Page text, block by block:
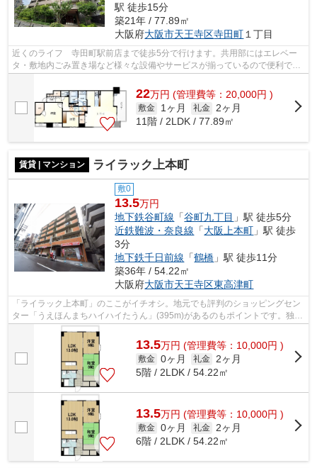
駅 徒歩15分
築21年 / 77.89㎡
大阪府大阪市天王寺区寺田町 １丁目
近くのライフ 寺田町駅前店まで徒歩5分で行けます。共用部にはエレベー
タ・敷地内ごみ置き場など様々な設備やサービスが揃っているので便利で
す。クレジットカードで初期費用をお支払...
22万円 (管理費等：20,000円 )
敷金 1ヶ月 礼金 2ヶ月
11階 / 2LDK / 77.89㎡
賃貸 | マンション ライラック上本町
敷0
13.5万円
地下鉄谷町線 「谷町九丁目 」駅 徒歩5分
近鉄難波・奈良線 「大阪上本町 」駅 徒歩
3分
地下鉄千日前線 「鶴橋 」駅 徒歩11分
築36年 / 54.22㎡
大阪府大阪市天王寺区東高津町
「ライラック上本町」のここがイチオシ。地元でも評判のショッピングセン
ター「うえほんまちハイハイたうん」(395m)があるのもポイントです。独立
洗面所のある、利便性の高いマンショ...
13.5万円 (管理費等：10,000円 )
敷金 0ヶ月 礼金
2ヶ月
5階 / 2LDK / 54.22㎡
13.5万円 (管理費等：10,000円 )
敷金 0ヶ月 礼金
2ヶ月
6階 / 2LDK / 54.22㎡